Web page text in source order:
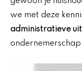
we met deze
administratieve